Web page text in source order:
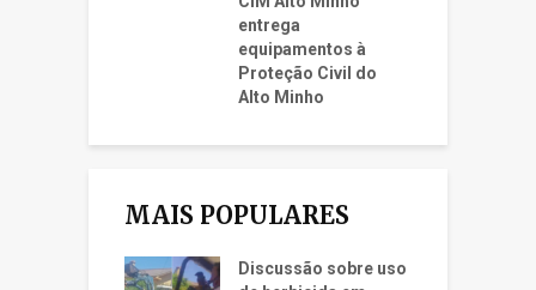
entrega
equipamentos à
Proteção Civil do
Alto Minho
MAIS POPULARES
Discussão sobre uso